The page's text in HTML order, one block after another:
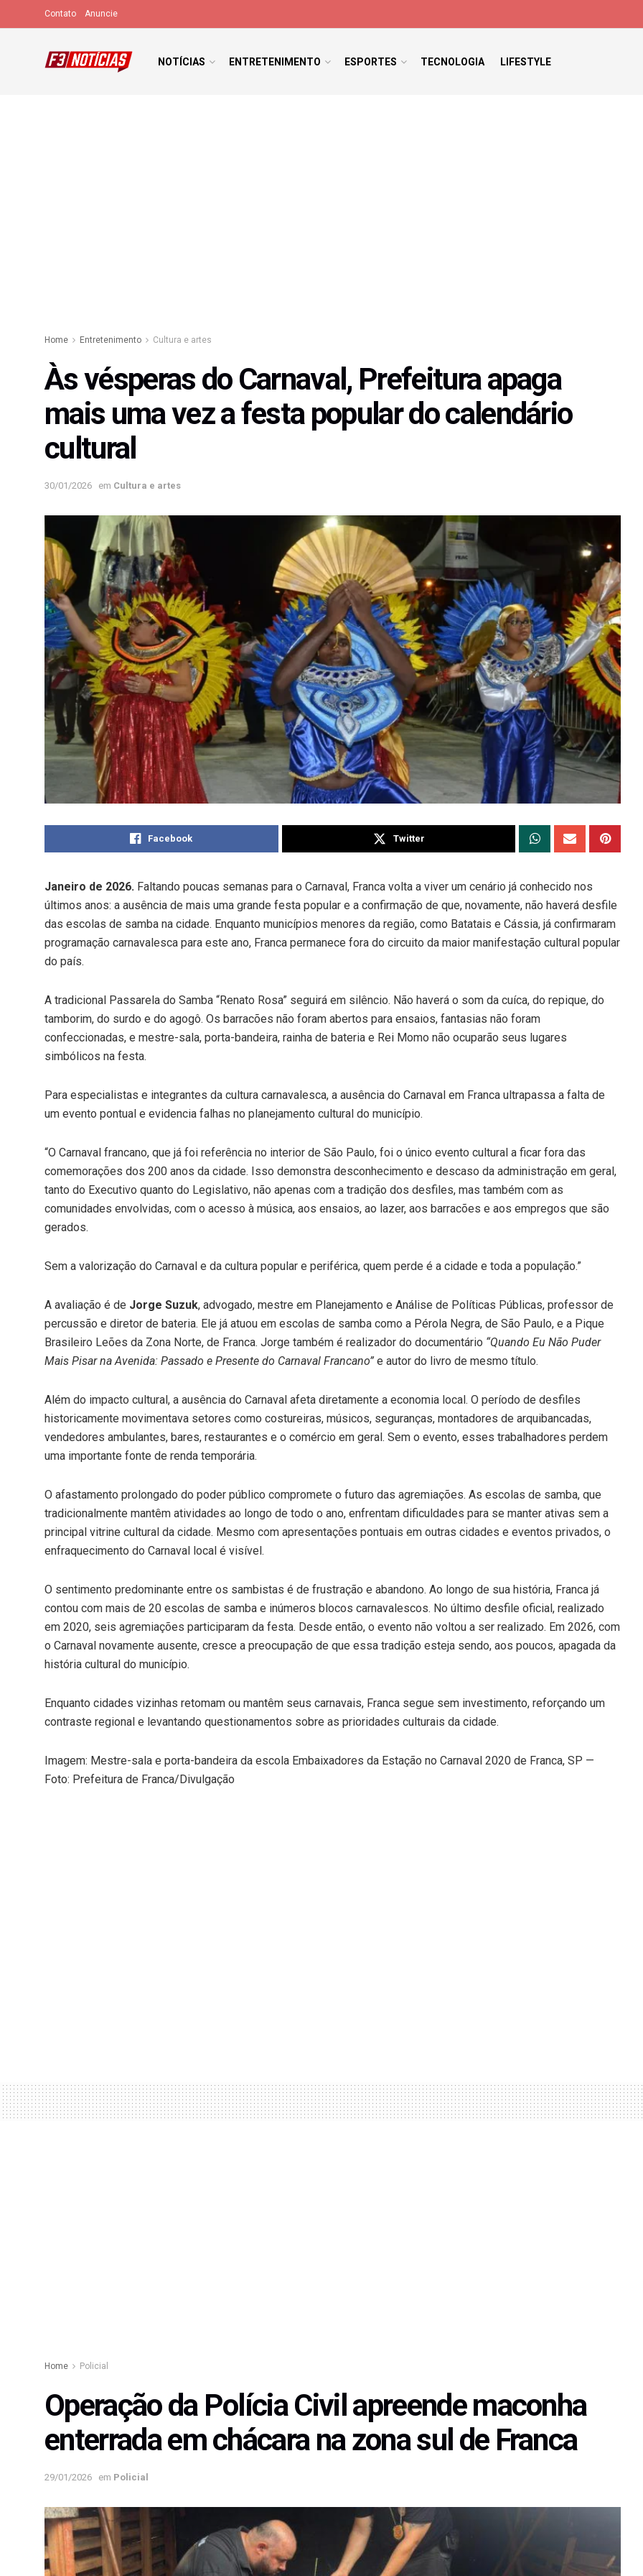
Contato Anuncie
NOTÍCIAS ENTRETENIMENTO ESPORTES TECNOLOGIA LIFESTYLE
Home Entretenimento Cultura e artes
Às vésperas do Carnaval, Prefeitura apaga
mais uma vez a festa popular do calendário
cultural
30/01/2026 em Cultura e artes
Facebook Twitter
Janeiro de 2026. Faltando poucas semanas para o Carnaval, Franca volta a viver um cenário já conhecido nos
últimos anos: a ausência de mais uma grande festa popular e a confirmação de que, novamente, não haverá desfile
das escolas de samba na cidade. Enquanto municípios menores da região, como Batatais e Cássia, já confirmaram
programação carnavalesca para este ano, Franca permanece fora do circuito da maior manifestação cultural popular
do país.
A tradicional Passarela do Samba “Renato Rosa” seguirá em silêncio. Não haverá o som da cuíca, do repique, do
tamborim, do surdo e do agogô. Os barracões não foram abertos para ensaios, fantasias não foram
confeccionadas, e mestre-sala, porta-bandeira, rainha de bateria e Rei Momo não ocuparão seus lugares
simbólicos na festa.
Para especialistas e integrantes da cultura carnavalesca, a ausência do Carnaval em Franca ultrapassa a falta de
um evento pontual e evidencia falhas no planejamento cultural do município.
“O Carnaval francano, que já foi referência no interior de São Paulo, foi o único evento cultural a ficar fora das
comemorações dos 200 anos da cidade. Isso demonstra desconhecimento e descaso da administração em geral,
tanto do Executivo quanto do Legislativo, não apenas com a tradição dos desfiles, mas também com as
comunidades envolvidas, com o acesso à música, aos ensaios, ao lazer, aos barracões e aos empregos que são
gerados.
Sem a valorização do Carnaval e da cultura popular e periférica, quem perde é a cidade e toda a população.”
A avaliação é de Jorge Suzuk, advogado, mestre em Planejamento e Análise de Políticas Públicas, professor de
percussão e diretor de bateria. Ele já atuou em escolas de samba como a Pérola Negra, de São Paulo, e a Pique
Brasileiro Leões da Zona Norte, de Franca. Jorge também é realizador do documentário “Quando Eu Não Puder
Mais Pisar na Avenida: Passado e Presente do Carnaval Francano” e autor do livro de mesmo título.
Além do impacto cultural, a ausência do Carnaval afeta diretamente a economia local. O período de desfiles
historicamente movimentava setores como costureiras, músicos, seguranças, montadores de arquibancadas,
vendedores ambulantes, bares, restaurantes e o comércio em geral. Sem o evento, esses trabalhadores perdem
uma importante fonte de renda temporária.
O afastamento prolongado do poder público compromete o futuro das agremiações. As escolas de samba, que
tradicionalmente mantêm atividades ao longo de todo o ano, enfrentam dificuldades para se manter ativas sem a
principal vitrine cultural da cidade. Mesmo com apresentações pontuais em outras cidades e eventos privados, o
enfraquecimento do Carnaval local é visível.
O sentimento predominante entre os sambistas é de frustração e abandono. Ao longo de sua história, Franca já
contou com mais de 20 escolas de samba e inúmeros blocos carnavalescos. No último desfile oficial, realizado
em 2020, seis agremiações participaram da festa. Desde então, o evento não voltou a ser realizado. Em 2026, com
o Carnaval novamente ausente, cresce a preocupação de que essa tradição esteja sendo, aos poucos, apagada da
história cultural do município.
Enquanto cidades vizinhas retomam ou mantêm seus carnavais, Franca segue sem investimento, reforçando um
contraste regional e levantando questionamentos sobre as prioridades culturais da cidade.
Imagem: Mestre-sala e porta-bandeira da escola Embaixadores da Estação no Carnaval 2020 de Franca, SP —
Foto: Prefeitura de Franca/Divulgação
Home Policial
Operação da Polícia Civil apreende maconha
enterrada em chácara na zona sul de Franca
29/01/2026 em Policial